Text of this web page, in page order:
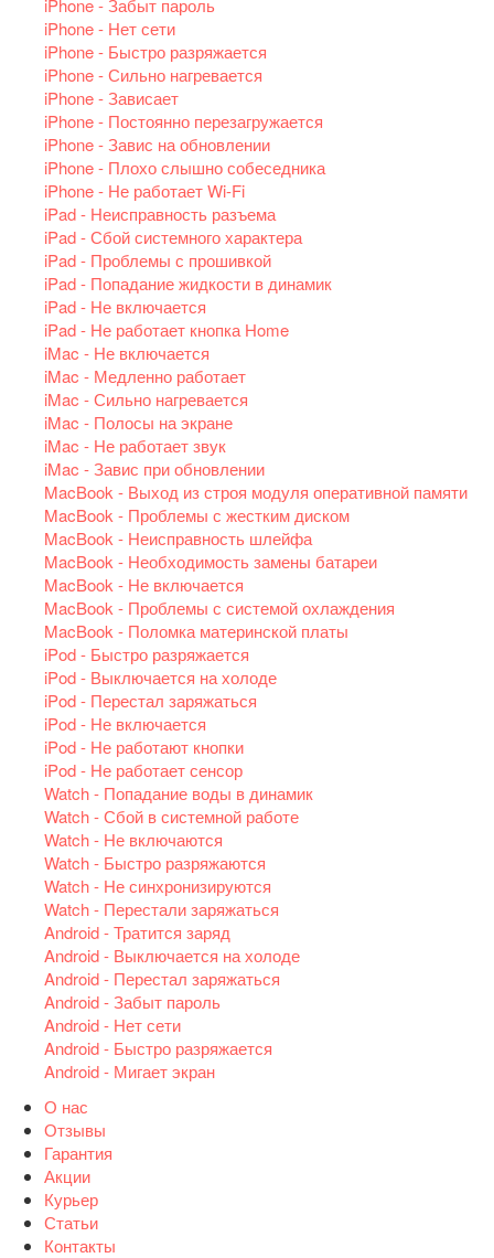
iPhone - Забыт пароль
iPhone - Нет сети
iPhone - Быстро разряжается
iPhone - Сильно нагревается
iPhone - Зависает
iPhone - Постоянно перезагружается
iPhone - Завис на обновлении
iPhone - Плохо слышно собеседника
iPhone - Не работает Wi-Fi
iPad - Неисправность разъема
iPad - Сбой системного характера
iPad - Проблемы с прошивкой
iPad - Попадание жидкости в динамик
iPad - Не включается
iPad - Не работает кнопка Home
iMac - Не включается
iMac - Медленно работает
iMac - Сильно нагревается
iMac - Полосы на экране
iMac - Не работает звук
iMac - Завис при обновлении
MacBook - Выход из строя модуля оперативной памяти
MacBook - Проблемы с жестким диском
MacBook - Неисправность шлейфа
MacBook - Необходимость замены батареи
MacBook - Не включается
MacBook - Проблемы с системой охлаждения
MacBook - Поломка материнской платы
iPod - Быстро разряжается
iPod - Выключается на холоде
iPod - Перестал заряжаться
iPod - Не включается
iPod - Не работают кнопки
iPod - Не работает сенсор
Watch - Попадание воды в динамик
Watch - Сбой в системной работе
Watch - Не включаются
Watch - Быстро разряжаются
Watch - Не синхронизируются
Watch - Перестали заряжаться
Android - Тратится заряд
Android - Выключается на холоде
Android - Перестал заряжаться
Android - Забыт пароль
Android - Нет сети
Android - Быстро разряжается
Android - Мигает экран
О нас
Отзывы
Гарантия
Акции
Курьер
Статьи
Контакты